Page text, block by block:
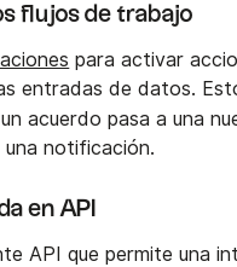
flujos de trabajo
para activar
entradas de datos.
acuerdo pasa a una
notificación.
en API
API que permite una